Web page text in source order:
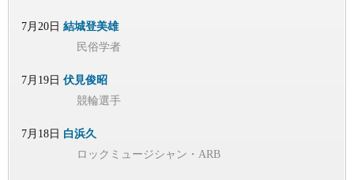
7月20日 結城登美雄
民俗学者
7月19日 伏見俊昭
競輪選手
7月18日 白浜久
ロックミュージシャン・ARB